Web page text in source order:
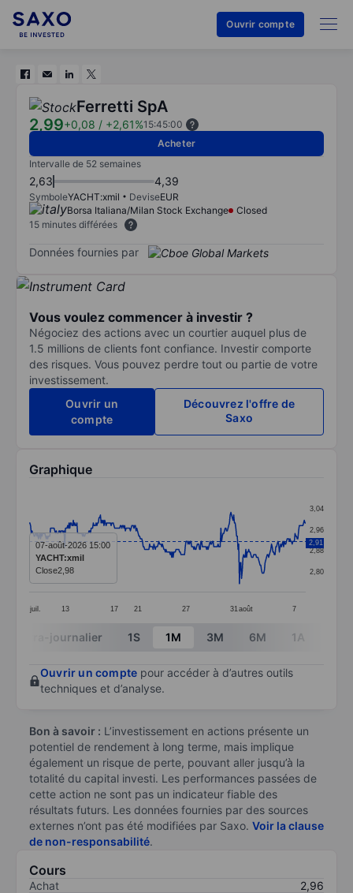
Ouvrir compte
Ferretti SpA
2,99+0,08 / +2,61%15:45:00
Acheter
Intervalle de 52 semaines
2,63 4,39
SymboleYACHT:xmil DeviseEUR
Borsa Italiana/Milan Stock Exchange
Closed
15 minutes différées
Données fournies par
Vous voulez commencer à investir ?
Négociez des actions avec un courtier auquel plus de
1.5 millions de clients font confiance. Investir comporte
des risques. Vous pouvez perdre tout ou partie de votre
investissement.
Ouvrir un
compte
Découvrez l'offre de
Saxo
Graphique
Line chart with 389 data points.
The chart has 1 X axis displaying categories.
The chart has 1 Y axis displaying values. Data
juil. 13 17 21 27 31 août 7
2,80
2,88
2,96
3,04
2,91
07-août-2026 15:00
YACHT:xmil
Close2,98
End of interactive chart.
Intra-journalier 1S 1M 3M 6M 1A
Ouvrir un compte pour accéder à d’autres outils
techniques et d’analyse.
Bon à savoir : L’investissement en actions présente un
potentiel de rendement à long terme, mais implique
également un risque de perte, pouvant aller jusqu’à la
totalité du capital investi. Les performances passées de
cette action ne sont pas un indicateur fiable des
résultats futurs. Les données fournies par des sources
externes n’ont pas été modifiées par Saxo. Voir la clause
de non-responsabilité.
Cours
Achat
2,96